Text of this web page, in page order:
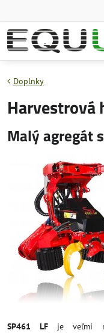
Doplnky
Harvestrová
Malý agregát
SP461 LF je veľmi